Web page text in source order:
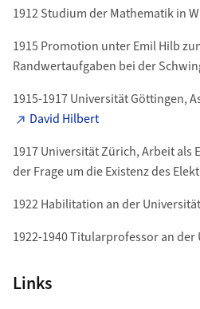
1912 Studium der Mathematik in
1915 Promotion unter Emil Hilb
Randwertaufgaben bei der
1915-1917 Universität Göttingen,
David Hilbert
1917 Universität Zürich, Arbeit als
der Frage um die Existenz des
1922 Habilitation an der
1922-1940 Titularprofessor an
Links